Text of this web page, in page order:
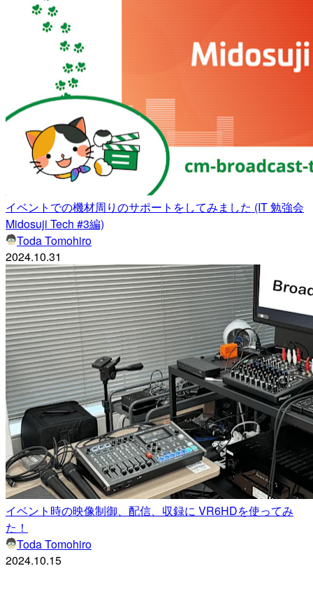
イベントでの機材周りのサポートをしてみました (IT 勉強会
Midosuji Tech #3編)
Toda Tomohiro
2024.10.31
イベント時の映像制御、配信、収録に VR6HDを使ってみ
た！
Toda Tomohiro
2024.10.15